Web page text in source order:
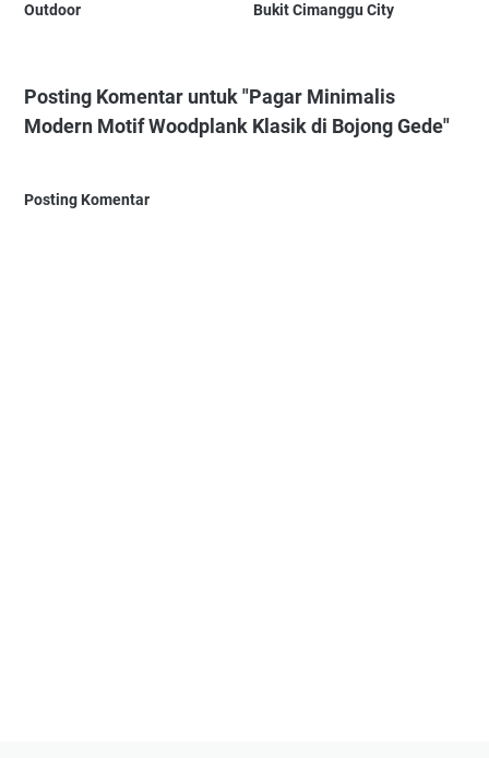
Outdoor
Bukit Cimanggu City
Posting Komentar untuk "Pagar Minimalis
Modern Motif Woodplank Klasik di Bojong Gede"
Posting Komentar